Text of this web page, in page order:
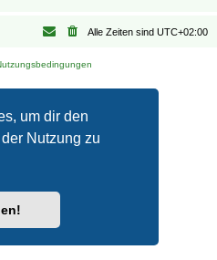
um dir den
Nutzung zu
Alle Zeiten sind UTC+02:00